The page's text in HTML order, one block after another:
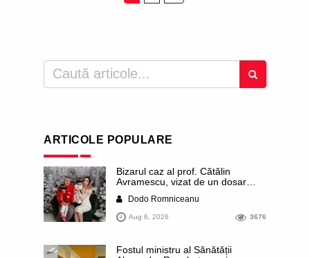
ARTICOLE POPULARE
Bizarul caz al prof. Cătălin
Avramescu, vizat de un dosar
infantilă”. Miroase a execuție
stalinistă. Cea mai imundă parte a
presei publică inclusiv documente
dezvăluite date ultra-personale
ale profesorului, inclusiv
Dodo Romniceanu
Aug 6, 2026 3676
Fostul ministru al Sănătății